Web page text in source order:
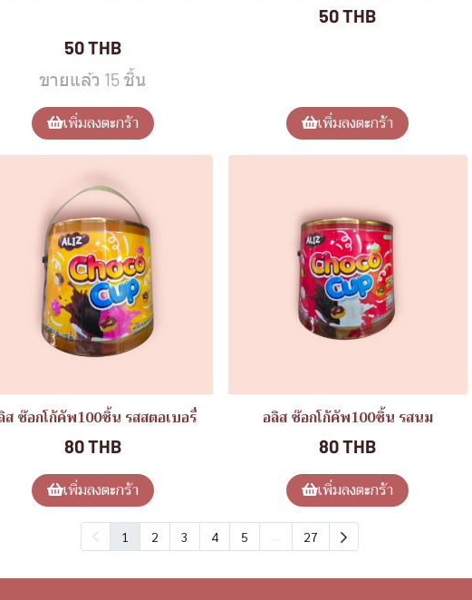
50 THB
ขายแล้ว 15 ชิ้น
เพิ่มลงตะกร้า
50 THB
เพิ่มลงตะกร้า
ส ช๊อกโก้คัพ100ชิ้น รสสตอเบอรี่
80 THB
เพิ่มลงตะกร้า
อลิส ช๊อกโก้คัพ100ชิ้น รสนม
80 THB
เพิ่มลงตะกร้า
1 2 3 4 5 27